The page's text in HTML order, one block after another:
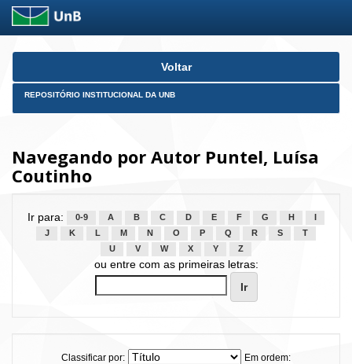
Skip
Voltar
REPOSITÓRIO INSTITUCIONAL DA UNB
Navegando por Autor Puntel, Luísa
Coutinho
Ir para: 0-9 A B C D E F G H
J
K L M N O P Q R S
T
U
V W X Y Z
ou entre com as primeiras letras:
Classificar por:
Em ordem: